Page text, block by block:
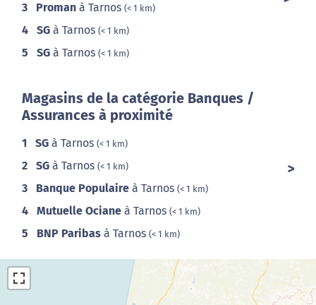
3 Proman à Tarnos (< 1 km)
4 SG à Tarnos (< 1 km)
5 SG à Tarnos (< 1 km)
Magasins de la catégorie Banques /
Assurances à proximité
1 SG à Tarnos (< 1 km)
2 SG à Tarnos (< 1 km)
3 Banque Populaire à Tarnos (< 1 km)
4 Mutuelle Ociane à Tarnos (< 1 km)
5 BNP Paribas à Tarnos (< 1 km)